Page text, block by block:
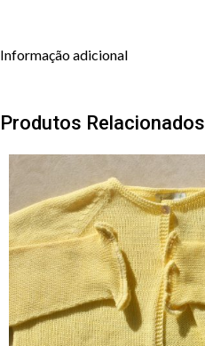
Informação adicional
Produtos Relacionados